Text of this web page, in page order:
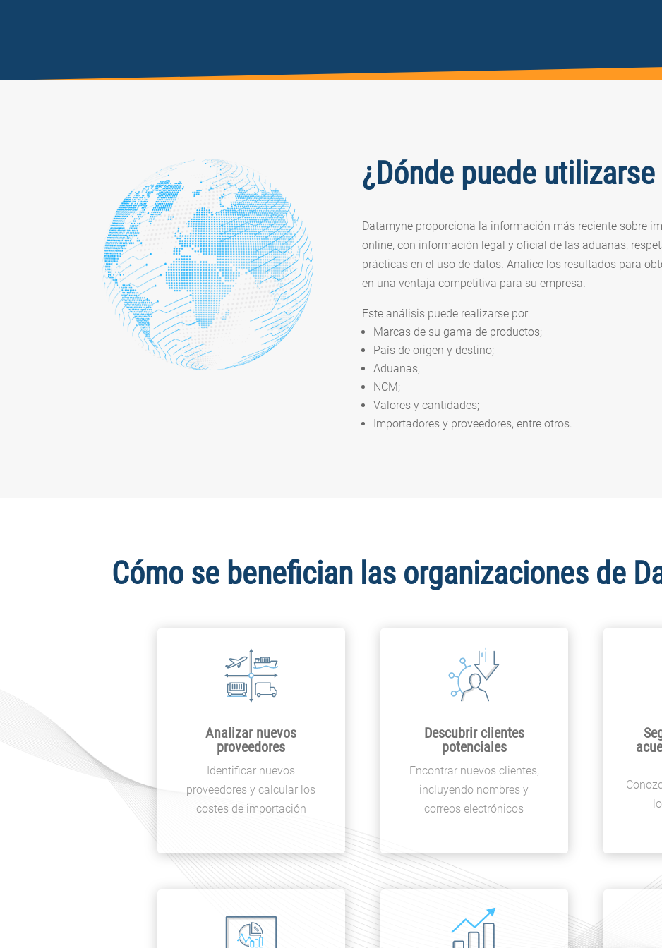
¿Dónde puede
Datamyne proporciona la información más reciente sobre
online, con información legal y oficial de las aduanas,
prácticas en el uso de datos. Analice los resultados para
en una ventaja competitiva para su empresa.
Este análisis puede realizarse por:
Marcas de su gama de productos;
País de origen y destino;
Aduanas;
NCM;
Valores y cantidades;
Importadores y proveedores, entre otros.
Cómo se benefician las organizaciones de
Analizar nuevos
proveedores
Identificar nuevos
proveedores y calcular los
costes de importación
Descubrir clientes
potenciales
Encontrar nuevos clientes,
incluyendo nombres y
correos electrónicos